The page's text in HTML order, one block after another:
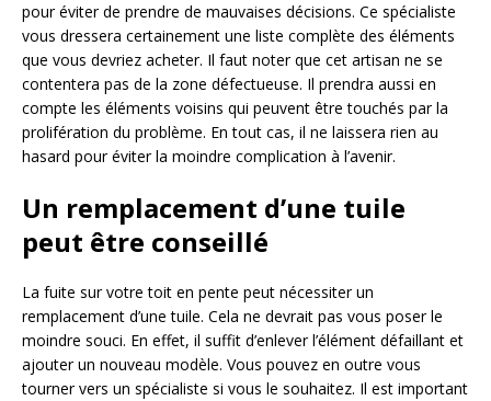
pour éviter de prendre de mauvaises décisions. Ce spécialiste
vous dressera certainement une liste complète des éléments
que vous devriez acheter. Il faut noter que cet artisan ne se
contentera pas de la zone défectueuse. Il prendra aussi en
compte les éléments voisins qui peuvent être touchés par la
prolifération du problème. En tout cas, il ne laissera rien au
hasard pour éviter la moindre complication à l’avenir.
Un remplacement d’une tuile
peut être conseillé
La fuite sur votre toit en pente peut nécessiter un
remplacement d’une tuile. Cela ne devrait pas vous poser le
moindre souci. En effet, il suffit d’enlever l’élément défaillant et
ajouter un nouveau modèle. Vous pouvez en outre vous
tourner vers un spécialiste si vous le souhaitez. Il est important